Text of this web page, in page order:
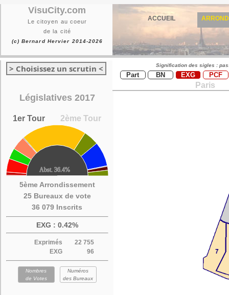
VisuCity.com
Le citoyen au coeur
de la cité
(c) Bernard Hervier 2014-2026
ACCUEIL
> Choisissez un scrutin <
Législatives 2017
1er Tour 2ème Tour
5ème Arrondissement
25 Bureaux de vote
36 079 Inscrits
EXG : 0.42%
Exprimés
22 755
EXG
96
Nombres
de Votes
Numéros
des Bureaux
Signification des sigles :
Part BN EXG PCF
Paris